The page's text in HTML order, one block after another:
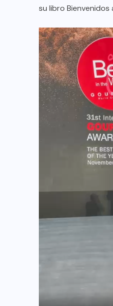
su libro Bienvenidos